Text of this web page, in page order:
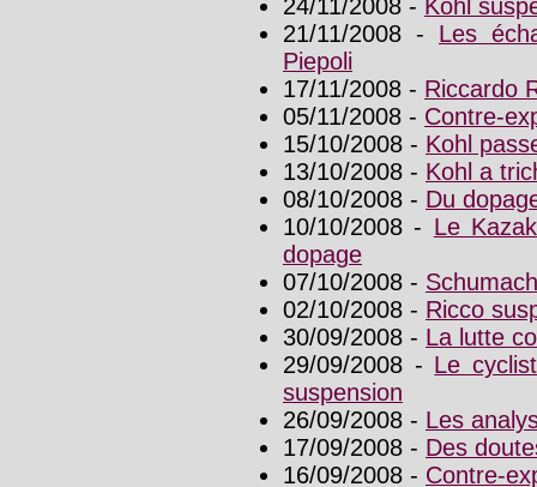
24/11/2008 - Kohl
21/11/2008 - Les
Piepoli
17/11/2008 - Riccardo
05/11/2008 - Contre-
15/10/2008 - Kohl
13/10/2008 - Kohl a
08/10/2008 - Du
10/10/2008 - Le
dopage
07/10/2008 -
02/10/2008 - Ricco
30/09/2008 - La lutte
29/09/2008 - Le
suspension
26/09/2008 - Les
17/09/2008 - Des
16/09/2008 - Contre-